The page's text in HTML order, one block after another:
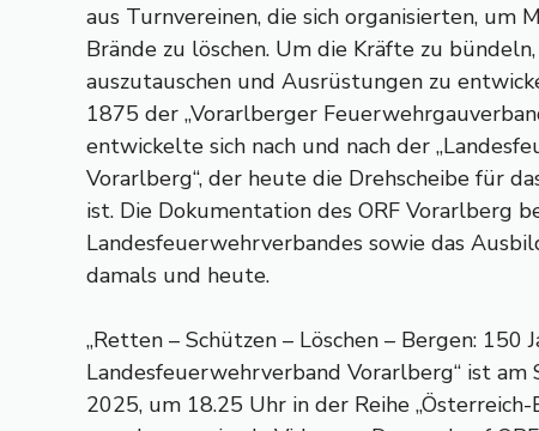
aus Turnvereinen, die sich organisierten, um
Brände zu löschen. Um die Kräfte zu
auszutauschen und Ausrüstungen zu
1875 der „Vorarlberger
entwickelte sich nach und nach der
Vorarlberg“, der heute die Drehscheibe für
ist. Die Dokumentation des ORF Vorarlberg
Landesfeuerwehrverbandes sowie das
damals und heute.
„Retten – Schützen – Löschen – Bergen: 150
Landesfeuerwehrverband Vorarlberg“ ist am
2025, um 18.25 Uhr in der Reihe „Österreich-